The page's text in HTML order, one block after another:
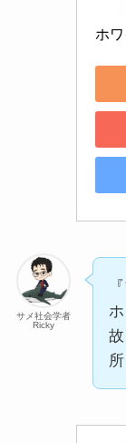
ホ
サメ社会学者
Ricky
所